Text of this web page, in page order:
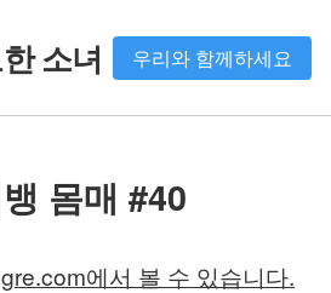
소녀 우리와 함께하세요
몸매 #40
에서 볼 수 있습니다.